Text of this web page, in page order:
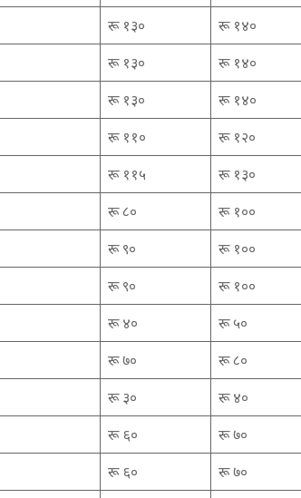
रू १३० रू १४०
रू १३० रू १४०
रू १३० रू १४०
रू ११० रू १२०
रू ११५ रू १३०
रू ८० रू १००
रू ९० रू १००
रू ९० रू १००
रू ४० रू ५०
रू ७० रू ८०
रू ३० रू ४०
रू ६० रू ७०
रू ६० रू ७०